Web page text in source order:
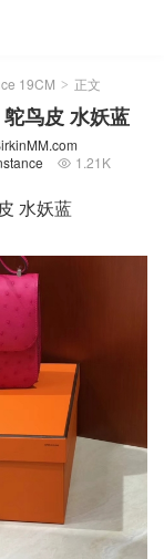
19CM > 正文
鸟皮 水妖蓝
 1.21K
水妖蓝